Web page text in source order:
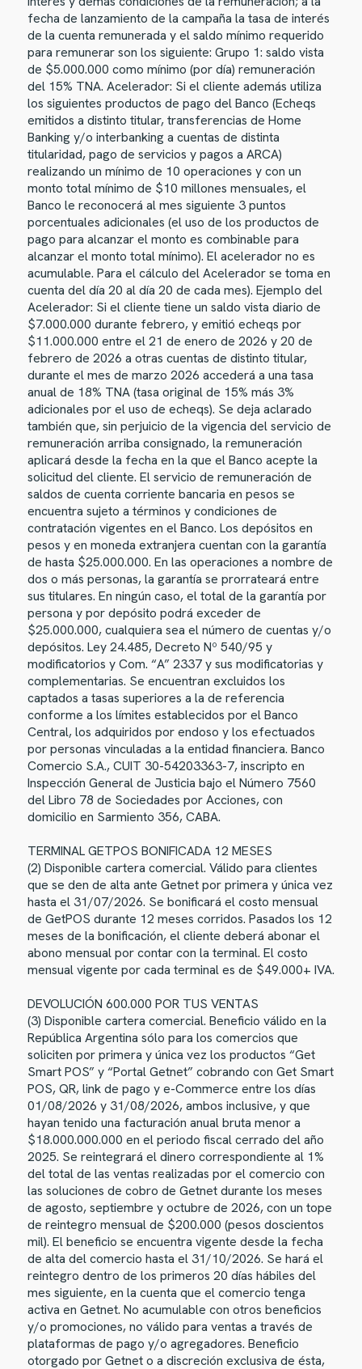
fecha de lanzamiento de la campaña la tasa de interés
de la cuenta remunerada y el saldo mínimo requerido
para remunerar son los siguiente: Grupo 1: saldo vista
de $5.000.000 como mínimo (por día) remuneración
del 15% TNA. Acelerador: Si el cliente además utiliza
los siguientes productos de pago del Banco (Echeqs
emitidos a distinto titular, transferencias de Home
Banking y/o interbanking a cuentas de distinta
titularidad, pago de servicios y pagos a ARCA)
realizando un mínimo de 10 operaciones y con un
monto total mínimo de $10 millones mensuales, el
Banco le reconocerá al mes siguiente 3 puntos
porcentuales adicionales (el uso de los productos de
pago para alcanzar el monto es combinable para
alcanzar el monto total mínimo). El acelerador no es
acumulable. Para el cálculo del Acelerador se toma en
cuenta del día 20 al día 20 de cada mes). Ejemplo del
Acelerador: Si el cliente tiene un saldo vista diario de
$7.000.000 durante febrero, y emitió echeqs por
$11.000.000 entre el 21 de enero de 2026 y 20 de
febrero de 2026 a otras cuentas de distinto titular,
durante el mes de marzo 2026 accederá a una tasa
anual de 18% TNA (tasa original de 15% más 3%
adicionales por el uso de echeqs). Se deja aclarado
también que, sin perjuicio de la vigencia del servicio de
remuneración arriba consignado, la remuneración
aplicará desde la fecha en la que el Banco acepte la
solicitud del cliente. El servicio de remuneración de
saldos de cuenta corriente bancaria en pesos se
encuentra sujeto a términos y condiciones de
contratación vigentes en el Banco. Los depósitos en
pesos y en moneda extranjera cuentan con la garantía
de hasta $25.000.000. En las operaciones a nombre de
dos o más personas, la garantía se prorrateará entre
sus titulares. En ningún caso, el total de la garantía por
persona y por depósito podrá exceder de
$25.000.000, cualquiera sea el número de cuentas y/o
depósitos. Ley 24.485, Decreto Nº 540/95 y
modificatorios y Com. “A” 2337 y sus modificatorias y
complementarias. Se encuentran excluidos los
captados a tasas superiores a la de referencia
conforme a los límites establecidos por el Banco
Central, los adquiridos por endoso y los efectuados
por personas vinculadas a la entidad financiera. Banco
Comercio S.A., CUIT 30-54203363-7, inscripto en
Inspección General de Justicia bajo el Número 7560
del Libro 78 de Sociedades por Acciones, con
domicilio en Sarmiento 356, CABA.
TERMINAL GETPOS BONIFICADA 12 MESES
(2) Disponible cartera comercial. Válido para clientes
que se den de alta ante Getnet por primera y única vez
hasta el 31/07/2026. Se bonificará el costo mensual
de GetPOS durante 12 meses corridos. Pasados los 12
meses de la bonificación, el cliente deberá abonar el
abono mensual por contar con la terminal. El costo
mensual vigente por cada terminal es de $49.000+ IVA.
DEVOLUCIÓN 600.000 POR TUS VENTAS
(3) Disponible cartera comercial. Beneficio válido en la
República Argentina sólo para los comercios que
soliciten por primera y única vez los productos “Get
Smart POS” y “Portal Getnet” cobrando con Get Smart
POS, QR, link de pago y e-Commerce entre los días
01/08/2026 y 31/08/2026, ambos inclusive, y que
hayan tenido una facturación anual bruta menor a
$18.000.000.000 en el periodo fiscal cerrado del año
2025. Se reintegrará el dinero correspondiente al 1%
del total de las ventas realizadas por el comercio con
las soluciones de cobro de Getnet durante los meses
de agosto, septiembre y octubre de 2026, con un tope
de reintegro mensual de $200.000 (pesos doscientos
mil). El beneficio se encuentra vigente desde la fecha
de alta del comercio hasta el 31/10/2026. Se hará el
reintegro dentro de los primeros 20 días hábiles del
mes siguiente, en la cuenta que el comercio tenga
activa en Getnet. No acumulable con otros beneficios
y/o promociones, no válido para ventas a través de
plataformas de pago y/o agregadores. Beneficio
otorgado por Getnet o a discreción exclusiva de ésta,